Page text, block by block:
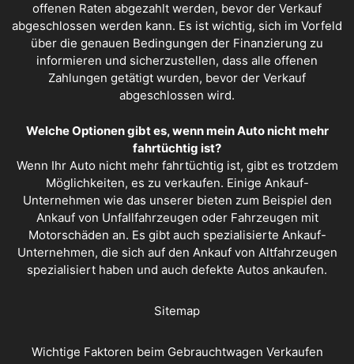
offenen Raten abgezahlt werden, bevor der Verkauf
abgeschlossen werden kann. Es ist wichtig, sich im Vorfeld
über die genauen Bedingungen der Finanzierung zu
informieren und sicherzustellen, dass alle offenen
Zahlungen getätigt wurden, bevor der Verkauf
abgeschlossen wird.
Welche Optionen gibt es, wenn mein Auto nicht mehr
fahrtüchtig ist?
Wenn Ihr Auto nicht mehr fahrtüchtig ist, gibt es trotzdem
Möglichkeiten, es zu verkaufen. Einige Ankauf-
Unternehmen wie das unserer bieten zum Beispiel den
Ankauf von Unfallfahrzeugen oder Fahrzeugen mit
Motorschäden an. Es gibt auch spezialisierte Ankauf-
Unternehmen, die sich auf den Ankauf von Altfahrzeugen
spezialisiert haben und auch defekte Autos ankaufen.
Sitemap
Wichtige Faktoren beim Gebrauchtwagen Verkaufen